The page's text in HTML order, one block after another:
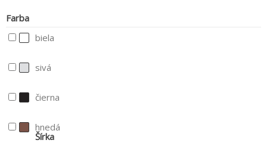
Farba
biela
sivá
čierna
hnedá
Šírka